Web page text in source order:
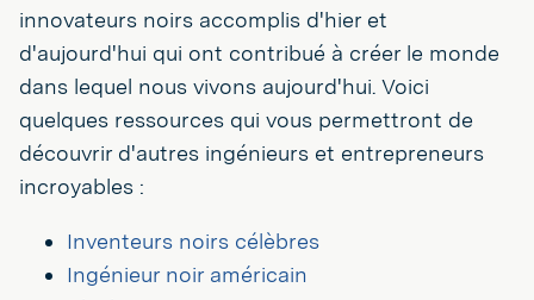
innovateurs noirs accomplis d'hier et
d'aujourd'hui qui ont contribué à créer le monde
dans lequel nous vivons aujourd'hui. Voici
quelques ressources qui vous permettront de
découvrir d'autres ingénieurs et entrepreneurs
incroyables :
Inventeurs noirs célèbres
Ingénieur noir américain